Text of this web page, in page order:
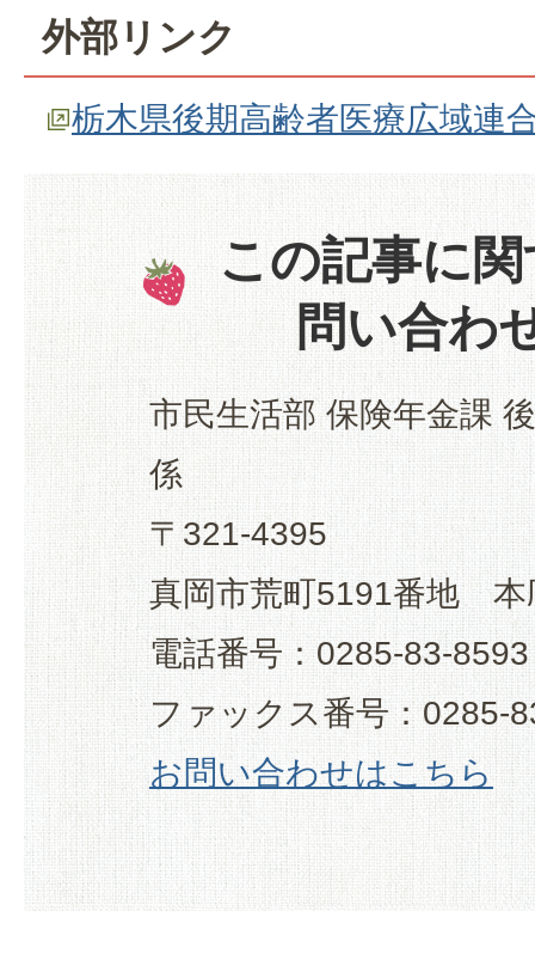
外部リンク
栃木県後期高齢者医療広域連
この記事に
問い合わ
市民生活部 保険年金課
係
〒321-4395
真岡市荒町5191番地 本
電話番号：0285-83-8593
ファックス番号：0285-
お問い合わせはこちら